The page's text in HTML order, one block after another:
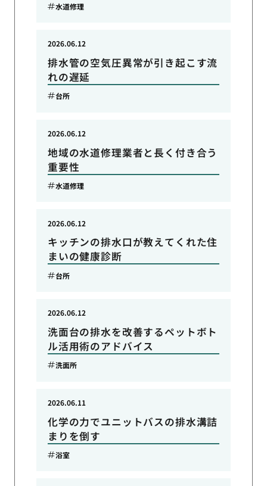
水道修理
排水管の空気圧異常が引き起こす流
れの遅延
2026.06.12
台所
地域の水道修理業者と長く付き合う
重要性
2026.06.12
水道修理
キッチンの排水口が教えてくれた住
まいの健康診断
2026.06.12
台所
洗面台の排水を改善するペットボト
ル活用術のアドバイス
2026.06.12
洗面所
化学の力でユニットバスの排水溝詰
まりを倒す
2026.06.11
浴室